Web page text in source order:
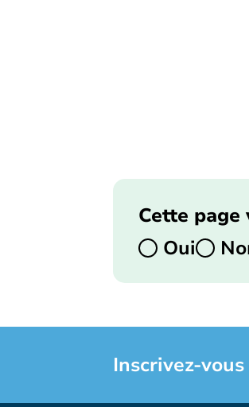
Cette
Oui
Inscrivez-